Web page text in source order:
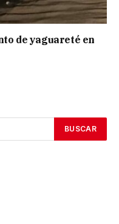
de yaguareté en